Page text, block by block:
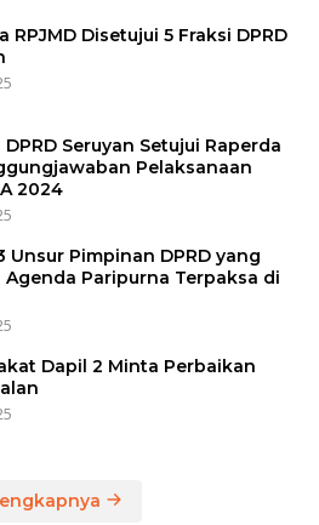
RPJMD Disetujui 5 Fraksi DPRD
DPRD Seruyan Setujui Raperda
Pelaksanaan
2024
Unsur Pimpinan DPRD yang
Agenda Paripurna Terpaksa di
Dapil 2 Minta Perbaikan